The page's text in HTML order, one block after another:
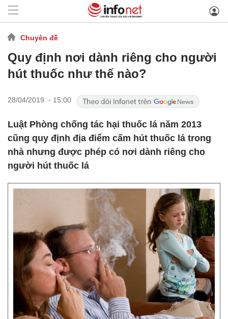
Chuyên đề
Quy định nơi dành riêng cho người
hút thuốc như thế nào?
28/04/2019 - 15:00
Luật Phòng chống tác hại thuốc lá năm 2013
cũng quy định địa điểm cấm hút thuốc lá trong
nhà nhưng được phép có nơi dành riêng cho
người hút thuốc lá